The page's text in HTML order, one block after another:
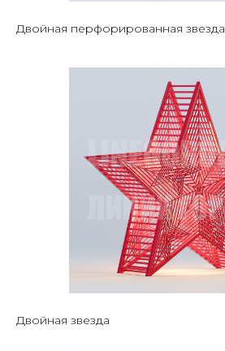
Двойная перфорированная звезда
Двойная звезда